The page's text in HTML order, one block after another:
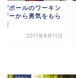
ガポールのワーキン
ザーから勇気をもら
話
2017年8月11日